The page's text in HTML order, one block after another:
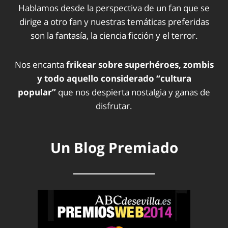
Hablamos desde la perspectiva de un fan que se
dirige a otro fan y nuestras temáticas preferidas
son la fantasía, la ciencia ficción y el terror.
Nos encanta frikear sobre superhéroes, zombis
y todo aquello considerado “cultura
popular” que nos despierta nostalgia y ganas de
disfrutar.
Un Blog Premiado